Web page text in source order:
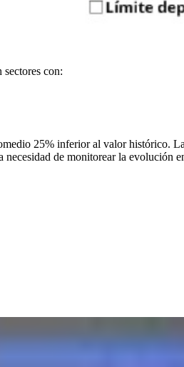
con:
25% inferior al valor histórico.
de monitorear la evolución